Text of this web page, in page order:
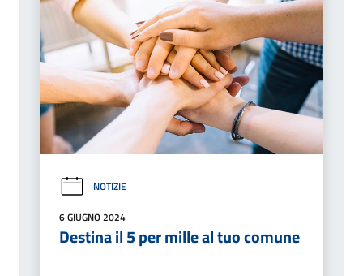
NOTIZIE
6 GIUGNO 2024
Destina il 5 per mille al tuo comune